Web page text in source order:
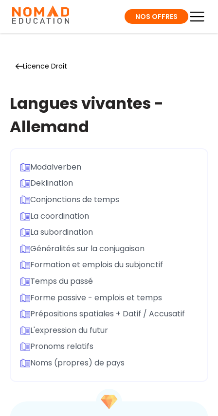
NOS OFFRES
Licence Droit
Langues vivantes -
Allemand
Modalverben
Deklination
Conjonctions de temps
La coordination
La subordination
Généralités sur la conjugaison
Formation et emplois du subjonctif
Temps du passé
Forme passive - emplois et temps
Prépositions spatiales + Datif / Accusatif
L'expression du futur
Pronoms relatifs
Noms (propres) de pays